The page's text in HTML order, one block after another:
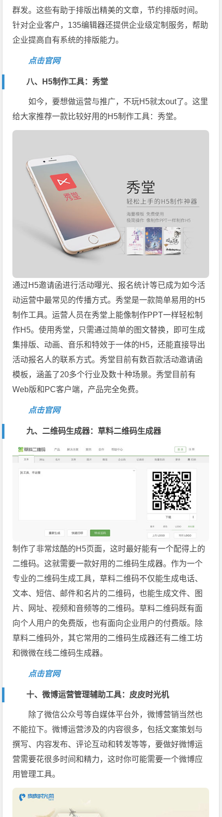
群发。这些有助于排版出精美的文章，节约排版时间。
针对企业客户，135编辑器还提供企业级定制服务，帮助
企业提高自有系统的排版能力。
点击官网
八、H5制作工具：秀堂
如今，要想做运营与推广，不玩H5就太out了。这里
给大家推荐一款比较好用的H5制作工具：秀堂。
通过H5邀请函进行活动曝光、报名统计等已成为如今活
动运营中最常见的传播方式。秀堂是一款简单易用的H5
制作工具。运营人员在秀堂上能像制作PPT一样轻松制
作H5。使用秀堂，只需通过简单的图文替换，即可生成
集排版、动画、音乐和特效于一体的H5，还能直接导出
活动报名人的联系方式。秀堂目前有数百款活动邀请函
模板，涵盖了20多个行业及数十种场景。秀堂目前有
Web版和PC客户端，产品完全免费。
点击官网
九、二维码生成器：草料二维码生成器
制作了非常炫酷的H5页面，这时最好能有一个配得上的
二维码。这就需要一款好用的二维码生成器。作为一个
专业的二维码生成工具，草料二维码不仅能生成电话、
文本、短信、邮件和名片的二维码，也能生成文件、图
片、网址、视频和音频等的二维码。草料二维码既有面
向个人用户的免费版，也有面向企业用户的付费版。除
草料二维码外，其它常用的二维码生成器还有二维工坊
和微微在线二维码生成器。
点击官网
十、微博运营管理辅助工具：皮皮时光机
除了微信公众号等自媒体平台外，微博营销当然也
不能拉下。微博运营涉及的内容很多，包括文案策划与
撰写、内容发布、评论互动和转发等等，要做好微博运
营需要花很多时间和精力，这时你可能需要一个微博应
用管理工具。